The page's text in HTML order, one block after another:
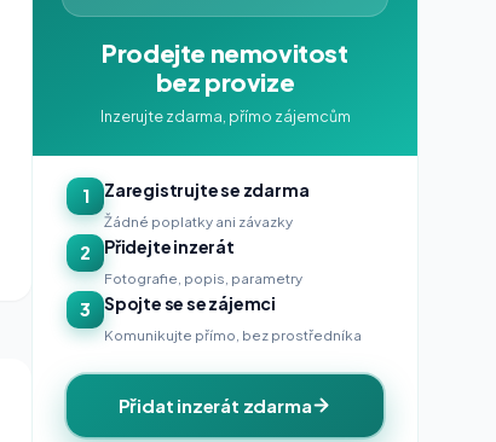
Prodejte nemovitost
bez provize
Inzerujte zdarma, přímo zájemcům
1 Zaregistrujte se zdarma
Žádné poplatky ani závazky
2 Přidejte inzerát
Fotografie, popis, parametry
3 Spojte se se zájemci
Komunikujte přímo, bez prostředníka
Přidat inzerát zdarma